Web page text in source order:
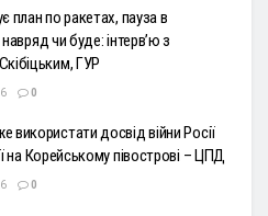
план по ракетах, пауза в
чи буде: інтервʼю з
ГУР
0
досвід війни Росії
на Корейському півострові – ЦПД
0